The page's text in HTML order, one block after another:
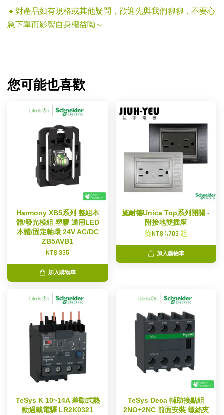
🔹對產品如有規格或其他疑問，歡迎先與我們聊聊，不要心
急下單而影響自身權益呦～
您可能也喜歡
Harmony XB5系列 整組本
體/發光模組 塑膠 通用LED
本體/固定軸環 24V AC/DC
ZB5AVB1
NT$ 335
加入購物車
施耐德Unica Top系列開關 -
附接地雙插座
從NT$ 1,703 起
加入購物車
TeSys K 10~14A 差動式熱
動過載電驛 LR2K0321
TeSys Deca 輔助接點組
2NO+2NC 前面安裝 螺絲夾